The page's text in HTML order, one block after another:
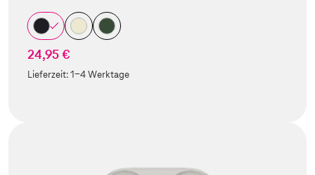
24,95 €
Lieferzeit:1-4 Werktage